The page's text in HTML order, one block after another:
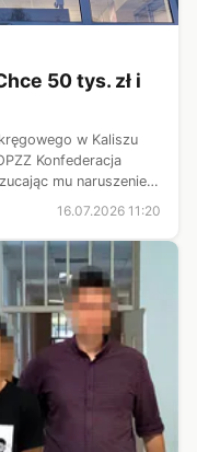
50 tys. zł i
w Kaliszu
Konfederacja
mu naruszenie
16.07.2026 11:20